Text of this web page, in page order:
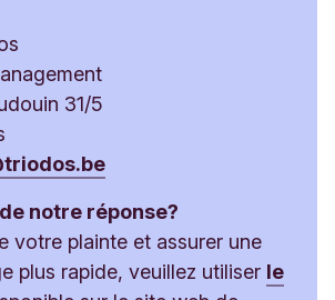
31/5
notre réponse?
votre plainte et assurer une
plus rapide, veuillez utiliser le